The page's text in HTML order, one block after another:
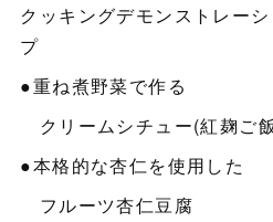
クッキングデモンストレー
プ
●重ね煮野菜で作る
クリームシチュー(紅麹ご
●本格的な杏仁を使用した
フルーツ杏仁豆腐